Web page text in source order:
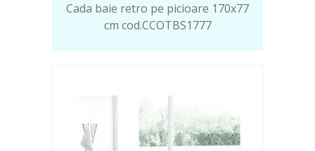
Cada baie retro pe picioare 170x77
cm cod.CCOTBS1777